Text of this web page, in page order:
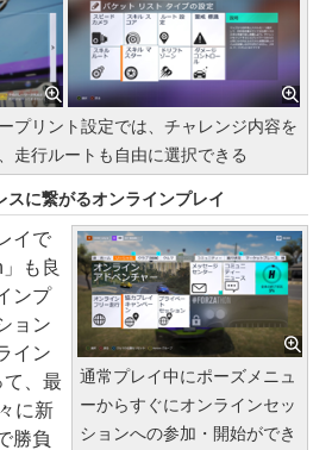
プリント設定では、チャレンジ内容を
走行ルートも自由に選択できる
スに繋がるオンラインプレイ
通常プレイ中にポーズメニュ
ーからすぐにオンラインセッ
ションへの参加・開始ができ
イで
も良
ンプ
ョン
イン
、最
に新
勝負